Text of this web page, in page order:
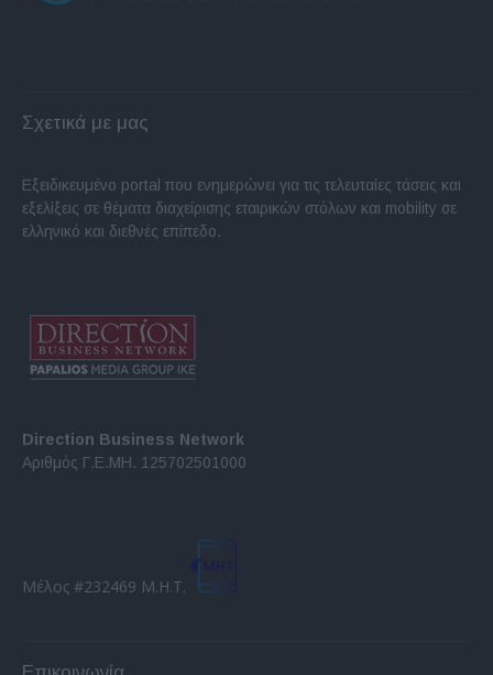
Σχετικά με μας
Εξειδικευμένο portal που ενημερώνει για τις τελευταίες τάσεις και
εξελίξεις σε θέματα διαχείρισης εταιρικών στόλων και mobility σε
ελληνικό και διεθνές επίπεδο.
Direction Business Network
Αριθμός Γ.Ε.ΜΗ. 125702501000
Μέλος #232469 Μ.Η.Τ.